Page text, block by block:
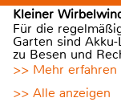
Kleiner
Für die
Garten sind
zu Besen und
>> Mehr erfahren
>> Alle anzeigen